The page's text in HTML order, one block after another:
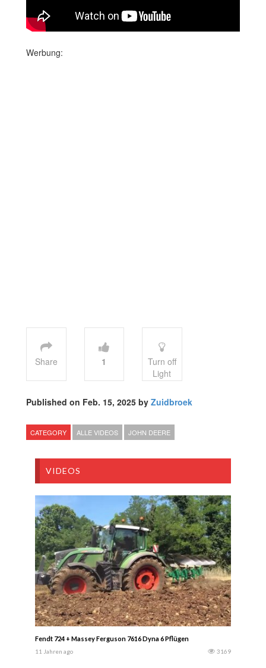
Werbung:
Share 1
Turn off
Light
Published on Feb. 15, 2025 by Zuidbroek
CATEGORY ALLE VIDEOS JOHN DEERE
VIDEOS
Fendt 724 + Massey Ferguson 7616 Dyna 6 Pflügen
11 Jahren ago 3169